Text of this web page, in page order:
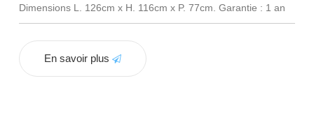
Dimensions L. 126cm x H. 116cm x P. 77cm. Garantie : 1 an
En savoir plus